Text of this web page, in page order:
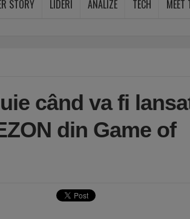
STORY LIDERI ANALIZE TECH MEET
când va fi
din Game of